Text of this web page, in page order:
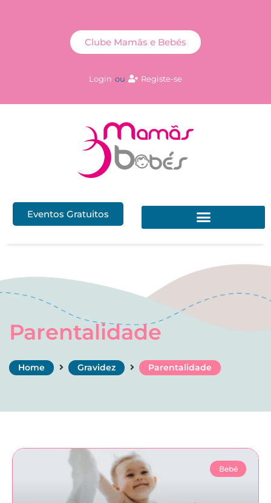
Login ou Registe-se
Clube Mamãs e Bebés
Eventos Gratuitos
Parentalidade
Home Gravidez Parentalidade
Bebé